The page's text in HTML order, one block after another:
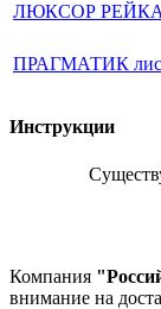
ЛЮКСОР РЕЙКА
ПРАГМАТИК
Инструкции
Компания
внимание на